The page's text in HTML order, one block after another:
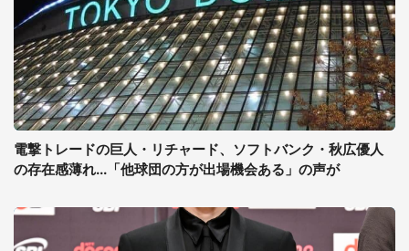
電撃トレードの巨人・リチャード、ソフトバンク・秋広優人
の存在感薄れ...「他球団の方が出場機会ある」の声が